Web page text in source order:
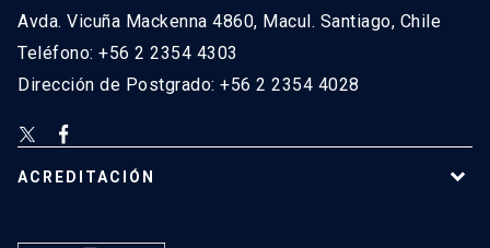
Avda. Vicuña Mackenna 4860, Macul. Santiago, Chile
Teléfono: +56 2 2354 4303
Dirección de Postgrado: +56 2 2354 4028
ACREDITACIÓN